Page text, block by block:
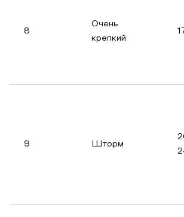
8
Очень
крепкий
9 Шторм